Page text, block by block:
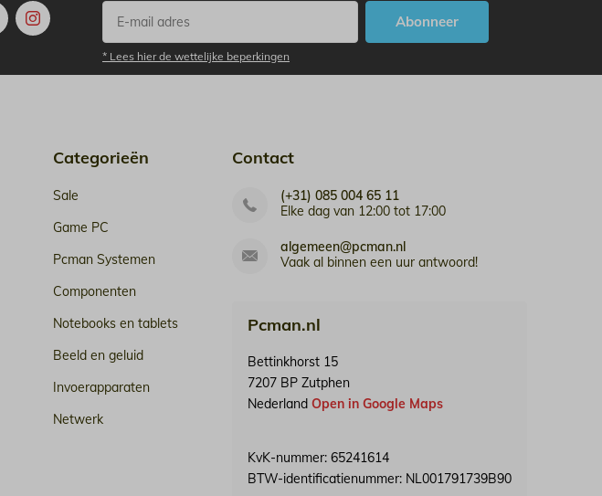
Abonneer
* Lees hier de wettelijke beperkingen
Categorieën
Sale
Game PC
Pcman Systemen
Componenten
Notebooks en tablets
Beeld en geluid
Invoerapparaten
Netwerk
Contact
(+31) 085 004 65 11
Elke dag van 12:00 tot 17:00
algemeen@pcman.nl
Vaak al binnen een uur antwoord!
Pcman.nl
Bettinkhorst 15
7207 BP Zutphen
Nederland Open in Google Maps
KvK-nummer: 65241614
BTW-identificatienummer: NL001791739B90